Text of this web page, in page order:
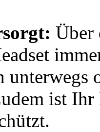
Über
unterwegs
ist